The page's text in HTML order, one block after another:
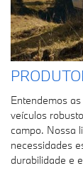
Entendemos
veículos
campo. Nossa
necessidades
durabilidade e